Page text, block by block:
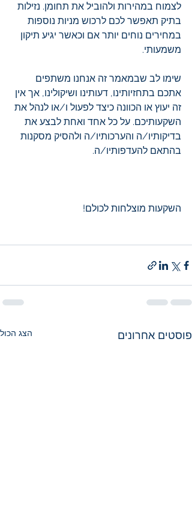
לצמוח במהירות ולהוביל את תחומן. נזילות
בתיק תאפשר לכם לרכוש מניות נוספות
במחירים נוחים יותר אם וכאשר יגיע תיקון
משמעותי.
שימו לב שבמאמר זה אנחנו משתפים
אתכם בתחזיותינו, דעותינו ושיקולינו, אך אין
זה יעוץ או הכוונה כיצד לפעול ו/או לנהל את
השקעותיכם. על כל אחד ואחת לבצע את
בדיקותיו/ה והערכותיו/ה ולהסיק מסקנות
בהתאם להעדפותיו/ה.
השקעות מוצלחות לכולם!
פוסטים אחרונים הצג הכול